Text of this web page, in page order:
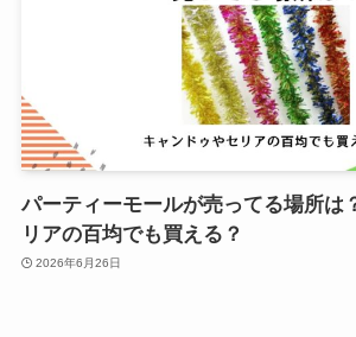
パーティーモールが売ってる場所は
リアの百均でも買える？
2026年6月26日